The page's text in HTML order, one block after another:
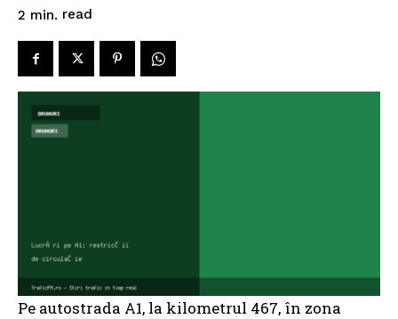
2 min. read
Pe autostrada A1, la kilometrul 467, în zona